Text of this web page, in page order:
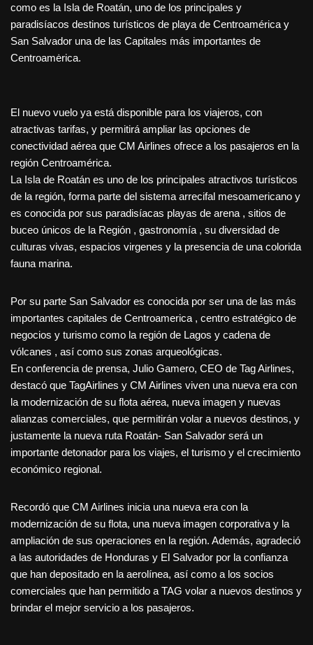
como es la Isla de Roatán, uno de los principales y
paradisíacos destinos turísticos de playa de Centroamérica y
San Salvador una de las Capitales más importantes de
Centroamėrica.
El nuevo vuelo ya está disponible para los viajeros, con
atractivas tarifas, y permitirá ampliar las opciones de
conectividad aérea que CM Airlines ofrece a los pasajeros en la
región Centroamérica.
La Isla de Roatán es uno de los principales atractivos turísticos
de la región, forma parte del sistema arrecifal mesoamericano y
es conocida por sus paradisíacas playas de arena , sitios de
buceo únicos de la Región , gastronomía , su diversidad de
culturas vivas, espacios virgenes y la presencia de una colorida
fauna marina.
Por su parte San Salvador es conocida por ser una de las más
importantes capitales de Centroamerica , centro estratégico de
negocios y turismo como la región de Lagos y cadena de
vólcanes , así como sus zonas arqueológicas.
En conferencia de prensa, Julio Gamero, CEO de Tag Airlines,
destacó que TagAirlines y CM Airlines viven una nueva era con
la modernización de su flota aérea, nueva imagen y nuevas
alianzas comerciales, que permitirán volar a nuevos destinos, y
justamente la nueva ruta Roatán- San Salvador será un
importante detonador para los viajes, el turismo y el crecimiento
económico regional.
Recordó que CM Airlines inicia una nueva era con la
modernización de su flota, una nueva imagen corporativa y la
ampliación de sus operaciones en la región. Además, agradeció
a las autoridades de Honduras y El Salvador por la confianza
que han depositado en la aerolínea, así como a los socios
comerciales que han permitido a TAG volar a nuevos destinos y
brindar el mejor servicio a los pasajeros.